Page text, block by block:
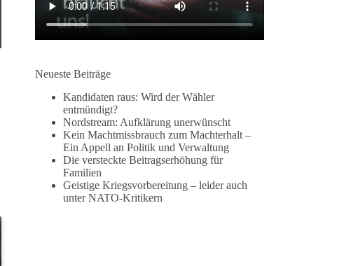
Neueste Beiträge
Kandidaten raus: Wird der Wähler
entmündigt?
Nordstream: Aufklärung unerwünscht
Kein Machtmissbrauch zum Machterhalt –
Ein Appell an Politik und Verwaltung
Die versteckte Beitragserhöhung für
Familien
Geistige Kriegsvorbereitung – leider auch
unter NATO-Kritikern